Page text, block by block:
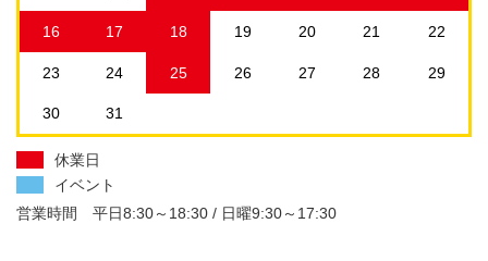
16 17 18 19 20 21 22
23 24 25 26 27 28 29
30 31
休業日
イベント